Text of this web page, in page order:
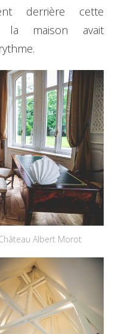
derrière cette
la maison avait
Albert Morot